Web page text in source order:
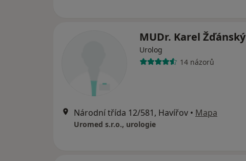
MUDr. Karel Žďánský
Urolog
14 názorů
Národní třída 12/581, Havířov • Mapa
Uromed s.r.o., urologie